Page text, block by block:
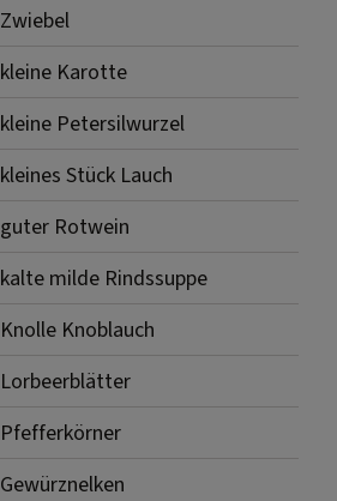
Zwiebel
kleine Karotte
kleine Petersilwurzel
kleines Stück Lauch
guter Rotwein
kalte milde Rindssuppe
Knolle Knoblauch
Lorbeerblätter
Pfefferkörner
Gewürznelken